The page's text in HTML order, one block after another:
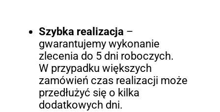
Szybka realizacja –
gwarantujemy wykonanie
zlecenia do 5 dni roboczych.
W przypadku większych
zamówień czas realizacji może
przedłużyć się o kilka
dodatkowych dni.